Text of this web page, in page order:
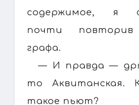
содержимое, я
почти повторив
графа.
— И правда —
то Аквитанская.
такое пьют?